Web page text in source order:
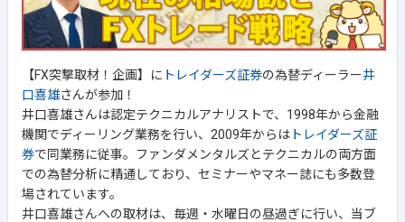
【FX突撃取材！企画】に トレイダーズ証券の為替ディーラー井
口喜雄さんが参加！
井口喜雄さんは認定テクニカルアナリストで、1998年から金融
機関でディーリング業務を行い、2009年からは トレイダーズ証
券で同業務に従事。ファンダメンタルズとテクニカルの両方面
での為替分析に精通しており、セミナーやマネー誌にも多数登
場されています。
井口喜雄さんへの取材は、毎週・水曜日の昼過ぎに行い、当ブ